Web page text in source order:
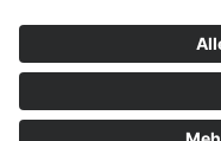
Jahrbuch